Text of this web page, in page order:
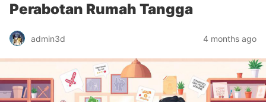
Perabotan Rumah Tangga
admin3d 4 months ago